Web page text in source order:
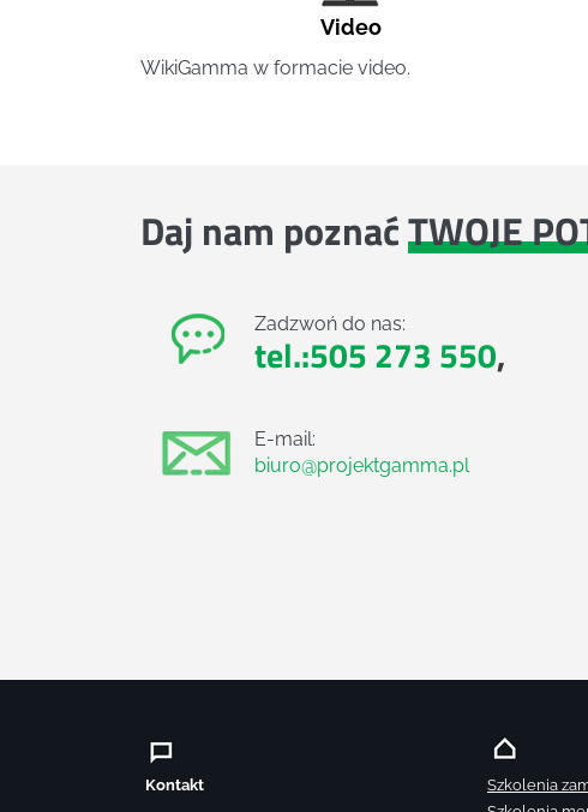
Video
WikiGamma w formacie video.
Daj nam poznaćTWOJE
Zadzwoń do nas:
tel.:505 273 550,
E-mail:
biuro@projektgamma.pl
Kontakt
Szkolenia